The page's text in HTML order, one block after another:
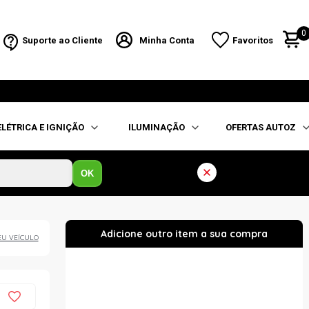
Suporte ao Cliente Minha Conta Favoritos
0
E IGNIÇÃO ILUMINAÇÃO OFERTAS AUTOZ
OK
VEÍCULO